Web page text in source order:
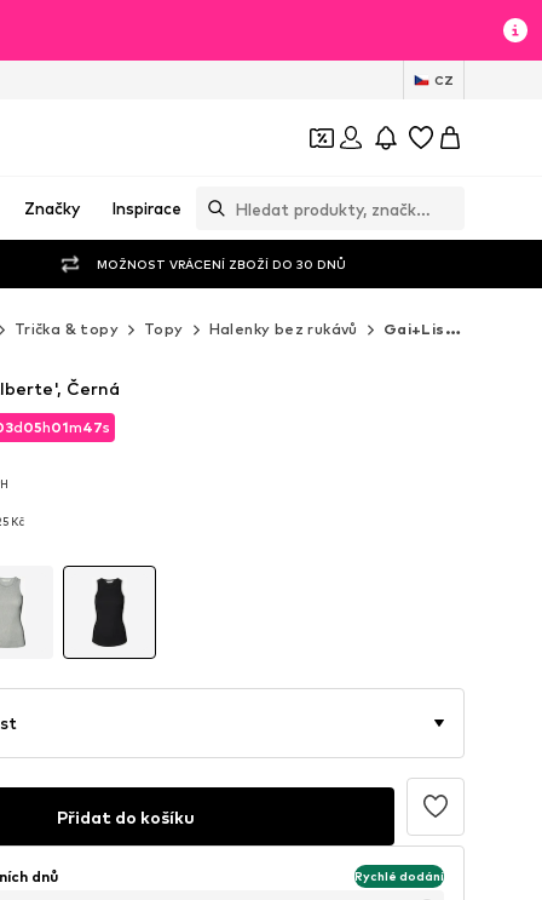
CZ
Značky Inspirace
MOŽNOST VRÁCENÍ ZBOŽÍ DO 30 DNŮ
Trička & topy Topy Halenky bez rukávů Gai+Lisva Halenky bez rukávů
d05h01m46s
Kč
d05h01m46s
Černá
Přidat do košíku
dnů Rychlé dodání